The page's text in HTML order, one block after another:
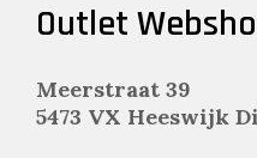
Outlet
Meerstraat 39
5473 VX Heeswijk